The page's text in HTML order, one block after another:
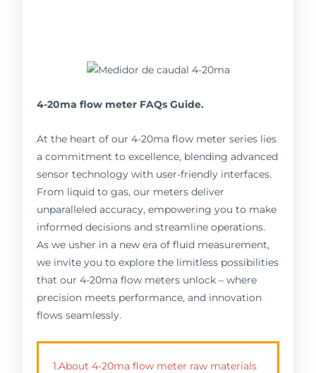
4-20ma flow meter FAQs Guide.
At the heart of our 4-20ma flow meter series lies
a commitment to excellence, blending advanced
sensor technology with user-friendly interfaces.
From liquid to gas, our meters deliver
unparalleled accuracy, empowering you to make
informed decisions and streamline operations.
As we usher in a new era of fluid measurement,
we invite you to explore the limitless possibilities
that our 4-20ma flow meters unlock – where
precision meets performance, and innovation
flows seamlessly.
1.About 4-20ma flow meter raw materials